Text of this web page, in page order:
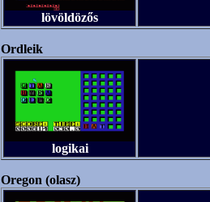
lövöldözős
Ordleik
logikai
Oregon (olasz)